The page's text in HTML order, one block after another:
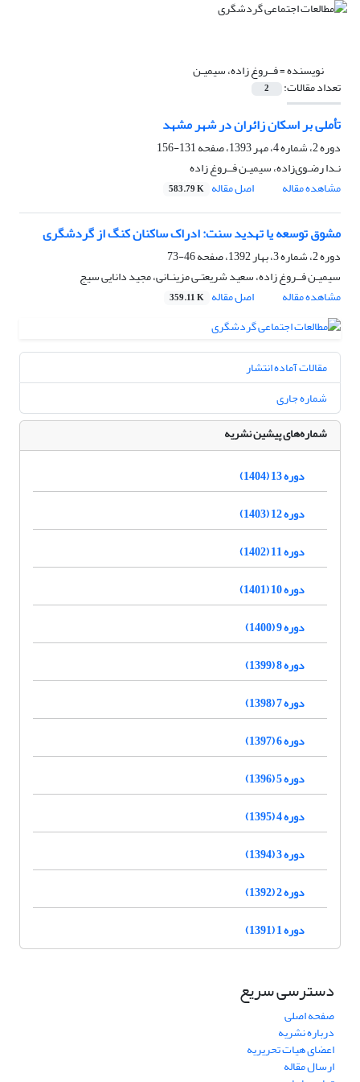
نویسنده =فــروغ زاده، سیمیـن
تعداد مقالات: 2
تأملی بر اسکان زائران در شهر مشهد
دوره 2، شماره 4، مهر 1393، صفحه
131-156
نـدا رضـوی‌زاده، سیمیـن فــروغ زاده
مشاهده مقاله
اصل مقاله 583.79 K
مشوق توسعه یا تهدید سنت: ادراک ساکنان کنگ از گردشگری
دوره 2، شماره 3، بهار 1392، صفحه
46-73
سیمیـن فــروغ زاده، سعید شریعتـی مزینـانی، مجید دانایی سیج
مشاهده مقاله
اصل مقاله 359.11 K
مقالات آماده انتشار
شماره جاری
شماره‌های پیشین نشریه
دوره 13 (1404)
دوره 12 (1403)
دوره 11 (1402)
دوره 10 (1401)
دوره 9 (1400)
دوره 8 (1399)
دوره 7 (1398)
دوره 6 (1397)
دوره 5 (1396)
دوره 4 (1395)
دوره 3 (1394)
دوره 2 (1392)
دوره 1 (1391)
دسترسی سریع
صفحه اصلی
درباره نشریه
اعضای هیات تحریریه
ارسال مقاله